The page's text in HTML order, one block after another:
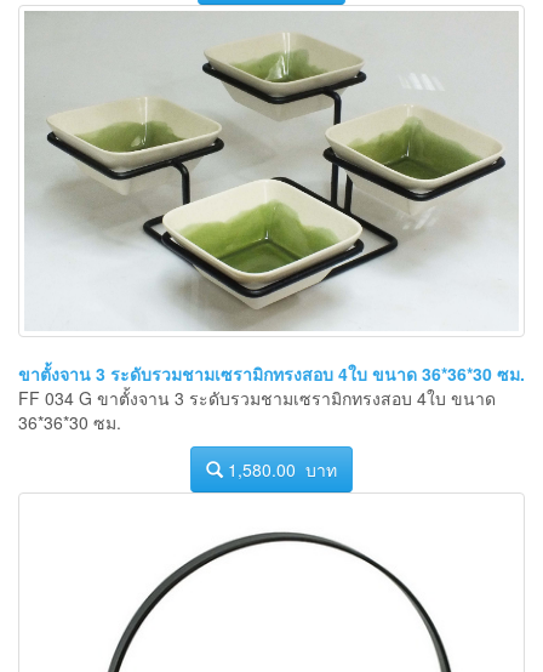
ขาตั้งจาน 3 ระดับรวมชามเซรามิกทรงสอบ 4ใบ ขนาด 36*36*30 ซม.
FF 034 G ขาตั้งจาน 3 ระดับรวมชามเซรามิกทรงสอบ 4ใบ ขนาด
36*36*30 ซม.
1,580.00 บาท